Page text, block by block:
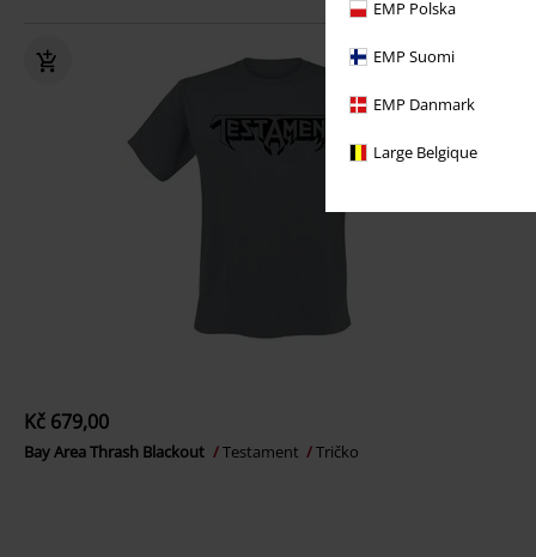
EMP Polska
EMP Suomi
EMP Danmark
Large Belgique
Kč 679,00
Bay Area Thrash Blackout Testament Tričko